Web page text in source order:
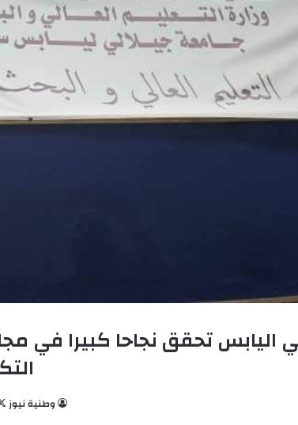
اليابس تحقق نجاحا كبيرا في
وطنية نيوز